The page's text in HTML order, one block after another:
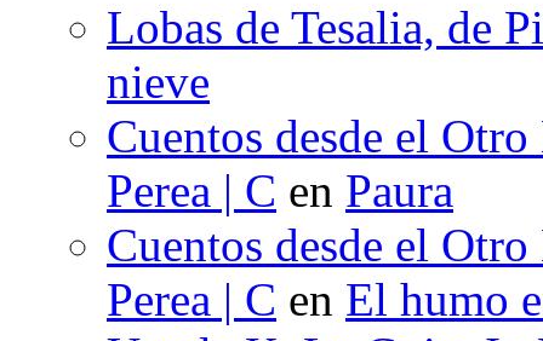
Lobas de Tesalia, de
nieve
Cuentos desde el
Perea | C en Paura
Cuentos desde el
Perea | C en El humo